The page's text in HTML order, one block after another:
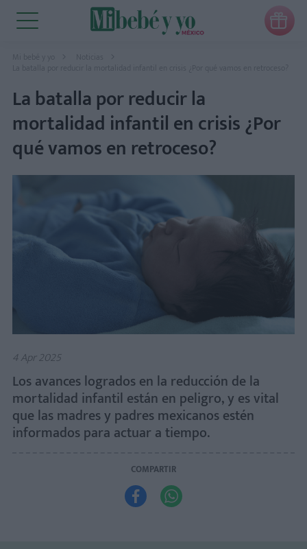

Mi bebé y yo
Noticias
La batalla por reducir la mortalidad infantil en crisis ¿Por qué vamos en retroceso?
La batalla por reducir la
mortalidad infantil en crisis ¿Por
qué vamos en retroceso?
4 Apr 2025
Los avances logrados en la reducción de la
mortalidad infantil están en peligro, y es vital
que las madres y padres mexicanos estén
informados para actuar a tiempo.
COMPARTIR
 